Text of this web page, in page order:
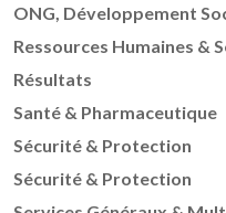
ONG, Développement
Ressources Humaines &
Résultats
Santé & Pharmaceutique
Sécurité & Protection
Sécurité & Protection